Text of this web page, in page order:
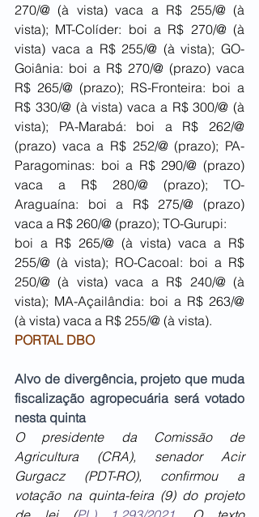
270/@ (à vista) vaca a R$ 255/@ (à
vista); MT-Colíder: boi a R$ 270/@ (à
vista) vaca a R$ 255/@ (à vista); GO-
Goiânia: boi a R$ 270/@ (prazo) vaca
R$ 265/@ (prazo); RS-Fronteira: boi a
R$ 330/@ (à vista) vaca a R$ 300/@ (à
vista); PA-Marabá: boi a R$ 262/@
(prazo) vaca a R$ 252/@ (prazo); PA-
Paragominas: boi a R$ 290/@ (prazo)
vaca a R$ 280/@ (prazo); TO-
Araguaína: boi a R$ 275/@ (prazo)
vaca a R$ 260/@ (prazo); TO-Gurupi:
boi a R$ 265/@ (à vista) vaca a R$
255/@ (à vista); RO-Cacoal: boi a R$
250/@ (à vista) vaca a R$ 240/@ (à
vista); MA-Açailândia: boi a R$ 263/@
(à vista) vaca a R$ 255/@ (à vista).
PORTAL DBO
Alvo de divergência, projeto que muda
fiscalização agropecuária será votado
nesta quinta
O presidente da Comissão de
Agricultura (CRA), senador Acir
Gurgacz (PDT-RO), confirmou a
votação na quinta-feira (9) do projeto